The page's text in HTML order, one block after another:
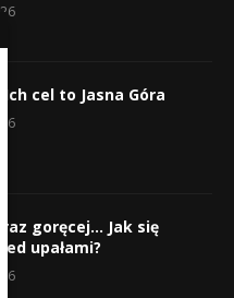
cel to Jasna Góra
goręcej… Jak się
upałami?